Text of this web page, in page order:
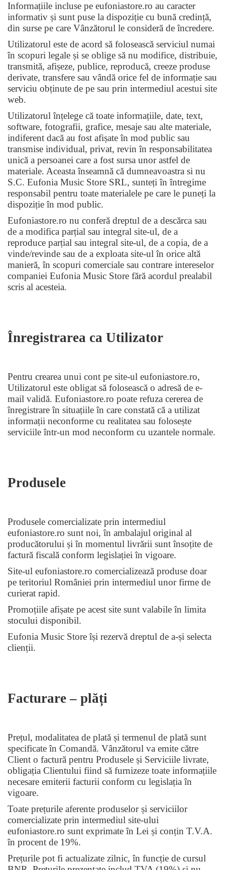
Informațiile incluse pe eufoniastore.ro au caracter
informativ și sunt puse la dispoziție cu bună credință,
din surse pe care Vânzătorul le consideră de încredere.
Utilizatorul este de acord să folosească serviciul numai
în scopuri legale și se oblige să nu modifice, distribuie,
transmită, afișeze, publice, reproducă, creeze produse
derivate, transfere sau vândă orice fel de informație sau
serviciu obținute de pe sau prin intermediul acestui site
web.
Utilizatorul înțelege că toate informațiile, date, text,
software, fotografii, grafice, mesaje sau alte materiale,
indiferent dacă au fost afișate în mod public sau
transmise individual, privat, revin în responsabilitatea
unică a persoanei care a fost sursa unor astfel de
materiale. Aceasta înseamnă că dumneavoastra si nu
S.C. Eufonia Music Store SRL, sunteți în întregime
responsabil pentru toate materialele pe care le puneți la
dispozițieîn mod public.
Eufoniastore.ro nu conferă dreptul de a descărca sau
de a modifica parțial sau integral site-ul, de a
reproduce parțial sau integral site-ul, de a copia, de a
vinde/revinde sau de a exploata site-ul în orice altă
manieră, în scopuri comerciale sau contrare intereselor
companiei Eufonia Music Store fără acordul prealabil
scris al acesteia.
Înregistrarea ca Utilizator
Pentru crearea unui cont pe site-ul eufoniastore.ro,
Utilizatorul este obligat să folosească o adresă de e-
mail validă. Eufoniastore.ro poate refuza cererea de
înregistrare în situațiile în care constată că a utilizat
informații neconforme cu realitatea sau folosește
serviciile într-un mod neconform cu uzantele normale.
Produsele
Produsele comercializate prin intermediul
eufoniastore.ro sunt noi, în ambalajul original al
producătorului și în momentul livrării sunt însoțite de
factură fiscală conform legislației în vigoare.
Site-ul eufoniastore.ro comercializează produse doar
pe teritoriul României prin intermediul unor firme de
curierat rapid.
Promoțiile afișate pe acest site sunt valabile în limita
stocului disponibil.
Eufonia Music Store își rezervă dreptul de a-și selecta
clienții.
Facturare – plăți
Prețul, modalitatea de plată și termenul de plată sunt
specificate în Comandă. Vânzătorul va emite către
Client o factură pentru Produsele și Serviciile livrate,
obligația Clientului fiind să furnizeze toate informațiile
necesare emiterii facturii conform cu legislația în
vigoare.
Toate prețurile aferente produselor și serviciilor
comercializate prin intermediul site-ului
eufoniastore.ro sunt exprimate în Lei și conțin T.V.A.
în procent de 19%.
Prețurile pot fi actualizate zilnic, în funcție de cursul